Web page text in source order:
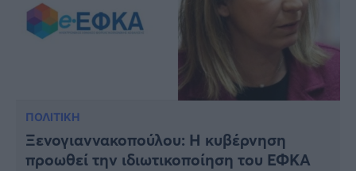
ΠΟΛΙΤΙΚΗ
Ξενογιαννακοπούλου: Η κυβέρνηση
προωθεί την ιδιωτικοποίηση του ΕΦΚΑ